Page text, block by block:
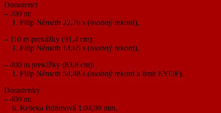
Dorastenci
– 200 m:
1. Filip Németh 22,76 s (osobný rekord),
– 110 m prekážky (91,4 cm):
1. Filip Németh 14,65 s (osobný rekord),
– 400 m prekážky (83,8 cm):
1. Filip Németh 54,48 s (osobný rekord a limit EYOF).
Dorastenky
– 400 m:
6. Rebeka Böhmová 1:04,98 min,